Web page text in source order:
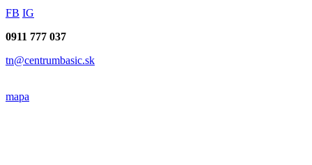
FB IG
0911 777 037
tn@centrumbasic.sk
mapa